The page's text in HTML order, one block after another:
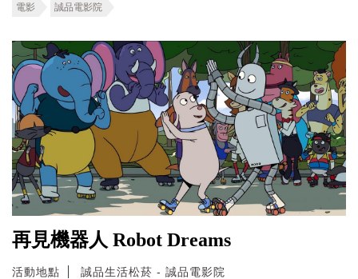
電影 誠品電影院
再見機器人 Robot Dreams
活動地點
誠品生活松菸 - 誠品電影院